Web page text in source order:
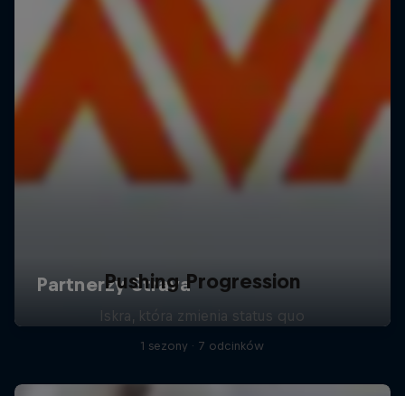
Pushing Progression
Iskra, która zmienia status quo
1 sezony · 7 odcinków